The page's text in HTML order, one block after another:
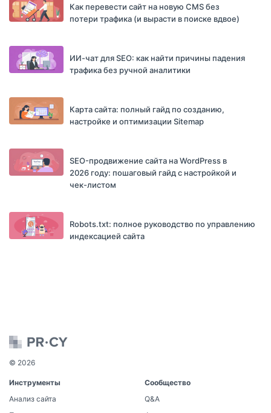
Как перевести сайт на новую CMS без
потери трафика (и вырасти в поиске вдвое)
ИИ-чат для SEO: как найти причины падения
трафика без ручной аналитики
Карта сайта: полный гайд по созданию,
настройке и оптимизации Sitemap
SEO-продвижение сайта на WordPress в
2026 году: пошаговый гайд с настройкой и
чек-листом
Robots.txt: полное руководство по управлению
индексацией сайта
© 2026
Инструменты
Анализ сайта
Сообщество
Q&A